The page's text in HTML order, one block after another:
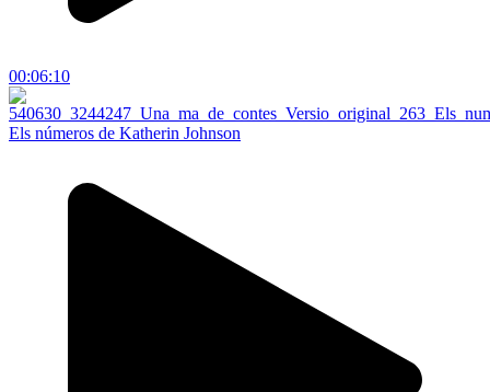
00:06:10
Els números de Katherin Johnson